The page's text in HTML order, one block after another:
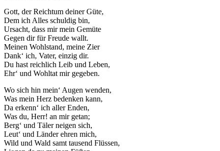
Gott, der Reichtum deiner Güte,
Dem ich Alles schuldig bin,
Ursacht, dass mir mein Gemüte
Gegen dir für Freude wallt.
Meinen Wohlstand, meine Zier
Dank‘ ich, Vater, einzig dir.
Du hast reichlich Leib und Leben,
Ehr‘ und Wohltat mir gegeben.
Wo sich hin mein‘ Augen wenden,
Was mein Herz bedenken kann,
Da erkenn‘ ich aller Enden,
Was du, Herr! an mir getan;
Berg‘ und Täler neigen sich,
Leut‘ und Länder ehren mich,
Wild und Wald samt tausend Flüssen,
Sie werden
benötigt,
damit die
Website
funktioniert.
Mit diesen
Cookies
können wir die
Funktionsweise
und Struktur
der Website
auf Basis der